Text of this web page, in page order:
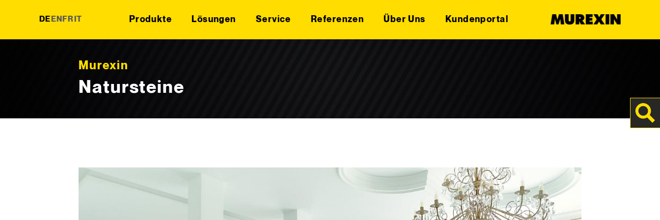
DE EN FR IT Produkte Lösungen Service Referenzen Über Uns Kundenportal
Murexin
Natursteine